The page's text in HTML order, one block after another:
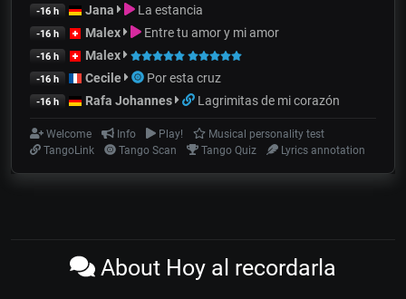
-16 h Jana La estancia
-16 h Malex Entre tu amor y mi amor
-16 h Malex
-16 h Cecile Por esta cruz
-16 h Rafa Johannes Lagrimitas de mi corazón
Welcome Info Play!
Musical personality test
TangoLink
Tango Scan Tango Quiz Lyrics annotation
About Hoy al recordarla